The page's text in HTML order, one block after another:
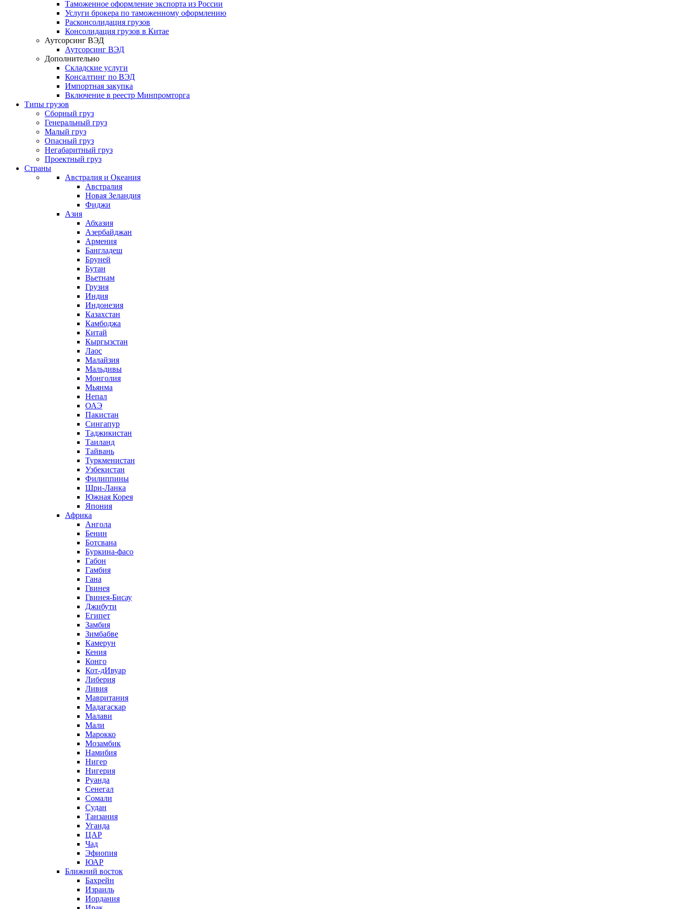
Таможенное оформление экспорта из России
Услуги брокера по таможенному оформлению
Расконсолидация грузов
Консолидация грузов в Китае
Аутсорсинг ВЭД
Аутсорсинг ВЭД
Дополнительно
Складские услуги
Консалтинг по ВЭД
Импортная закупка
Включение в реестр Минпромторга
Типы грузов
Сборный груз
Генеральный груз
Малый груз
Опасный груз
Негабаритный груз
Проектный груз
Страны
Австралия и Океания
Австралия
Новая Зеландия
Фиджи
Азия
Абхазия
Азербайджан
Армения
Бангладеш
Бруней
Бутан
Вьетнам
Грузия
Индия
Индонезия
Казахстан
Камбоджа
Китай
Кыргызстан
Лаос
Малайзия
Мальдивы
Монголия
Мьянма
Непал
ОАЭ
Пакистан
Сингапур
Таджикистан
Таиланд
Тайвань
Туркменистан
Узбекистан
Филиппины
Шри-Ланка
Южная Корея
Япония
Африка
Ангола
Бенин
Ботсвана
Буркина-фасо
Габон
Гамбия
Гана
Гвинея
Гвинея-Бисау
Джибути
Египет
Замбия
Зимбабве
Камерун
Кения
Конго
Кот-дИвуар
Либерия
Ливия
Мавритания
Мадагаскар
Малави
Мали
Марокко
Мозамбик
Намибия
Нигер
Нигерия
Руанда
Сенегал
Сомали
Судан
Танзания
Уганда
ЦАР
Чад
Эфиопия
ЮАР
Ближний восток
Бахрейн
Израиль
Иордания